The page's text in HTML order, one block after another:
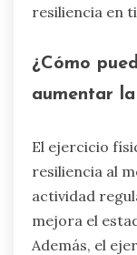
resiliencia en
¿Cómo
aumentar
El ejercicio
resiliencia al
actividad
mejora el
Además, el